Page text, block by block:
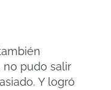
no pudo salir
Y logró